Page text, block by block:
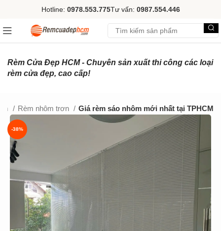
Hotline: 0978.553.775Tư vấn: 0987.554.446
Rèm Cửa Đẹp HCM - Chuyên sản xuất thi công các loại
rèm cửa đẹp, cao cấp!
Rèm nhôm trơn Giá rèm sáo nhôm mới nhất tại TPHCM
-38%